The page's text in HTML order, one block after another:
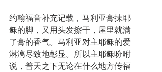
约翰福音补充记载，马利亚膏抹耶
稣的脚，又用头发擦干，屋里就满
了膏的香气。马利亚对主耶稣的爱
淋漓尽致地彰显。所以主耶稣吩咐
说，普天之下无论在什么地方传福